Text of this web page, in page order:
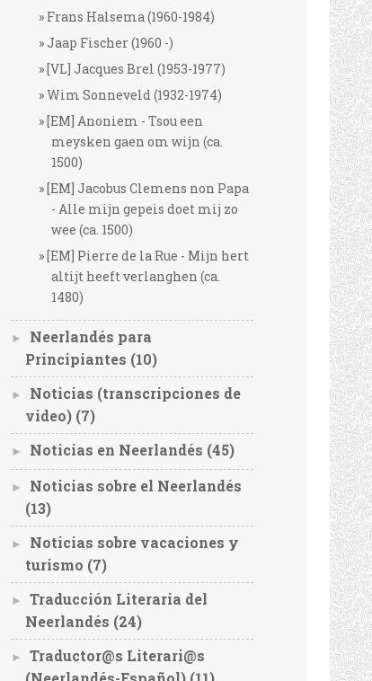
Frans Halsema (1960-1984)
Jaap Fischer (1960 -)
[VL] Jacques Brel (1953-1977)
Wim Sonneveld (1932-1974)
[EM] Anoniem - Tsou een
meysken gaen om wijn (ca.
1500)
[EM] Jacobus Clemens non Papa
- Alle mijn gepeis doet mij zo
wee (ca. 1500)
[EM] Pierre de la Rue - Mijn hert
altijt heeft verlanghen (ca.
1480)
►
Neerlandés para
Principiantes (10)
►
Noticias (transcripciones de
video) (7)
► Noticias en Neerlandés (45)
►
Noticias sobre el Neerlandés
(13)
►
Noticias sobre vacaciones y
turismo (7)
►
Traducción Literaria del
Neerlandés (24)
►
Traductor@s Literari@s